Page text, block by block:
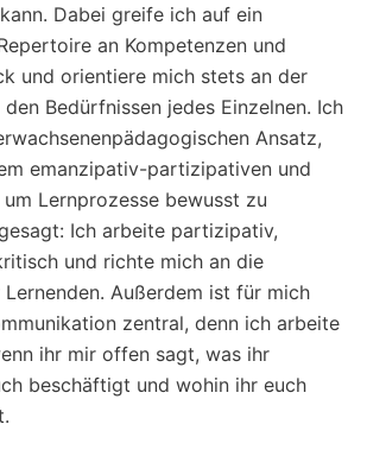
Dabei greife ich auf ein
an Kompetenzen und
und orientiere mich stets an der
Bedürfnissen jedes Einzelnen. Ich
Ansatz,
emanzipativ-partizipativen und
Lernprozesse bewusst zu
Ich arbeite partizipativ,
und richte mich an die
Außerdem ist für mich
zentral, denn ich arbeite
ihr mir offen sagt, was ihr
beschäftigt und wohin ihr euch